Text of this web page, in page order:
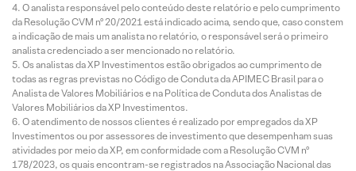
O analista responsável pelo conteúdo deste relatório e pelo cumprimento
da Resolução CVM nº 20/2021 está indicado acima, sendo que, caso constem
a indicação de mais um analista no relatório, o responsável será o primeiro
analista credenciado a ser mencionado no relatório.
Os analistas da XP Investimentos estão obrigados ao cumprimento de
todas as regras previstas no Código de Conduta da APIMEC Brasil para o
Analista de Valores Mobiliários e na Política de Conduta dos Analistas de
Valores Mobiliários da XP Investimentos.
O atendimento de nossos clientes é realizado por empregados da XP
Investimentos ou por assessores de investimento que desempenham suas
atividades por meio da XP, em conformidade com a Resolução CVM nº
178/2023, os quais encontram-se registrados na Associação Nacional das